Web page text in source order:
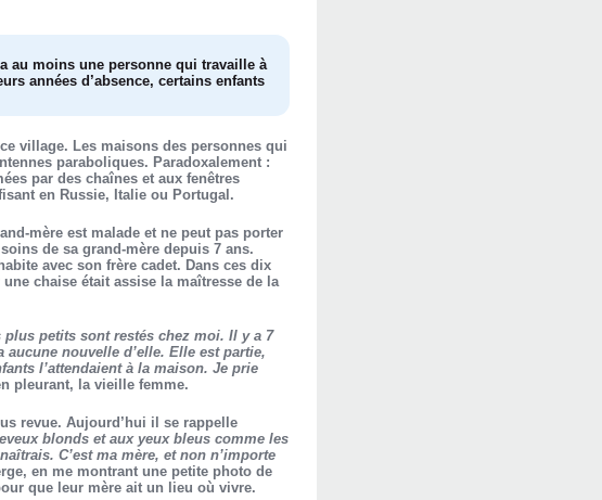
au moins une personne qui travaille à
années d’absence, certains enfants
village. Les maisons des personnes qui
paraboliques. Paradoxalement :
par des chaînes et aux fenêtres
en Russie, Italie ou Portugal.
mère est malade et ne peut pas porter
de sa grand-mère depuis 7 ans.
avec son frère cadet. Dans ces dix
chaise était assise la maîtresse de la
petits sont restés chez moi. Il y a 7
nouvelle d’elle. Elle est partie,
l’attendaient à la maison. Je prie
pleurant, la vieille femme.
revue. Aujourd’hui il se rappelle
blonds et aux yeux bleus comme les
C’est ma mère, et non n’importe
en me montrant une petite photo de
que leur mère ait un lieu où vivre.